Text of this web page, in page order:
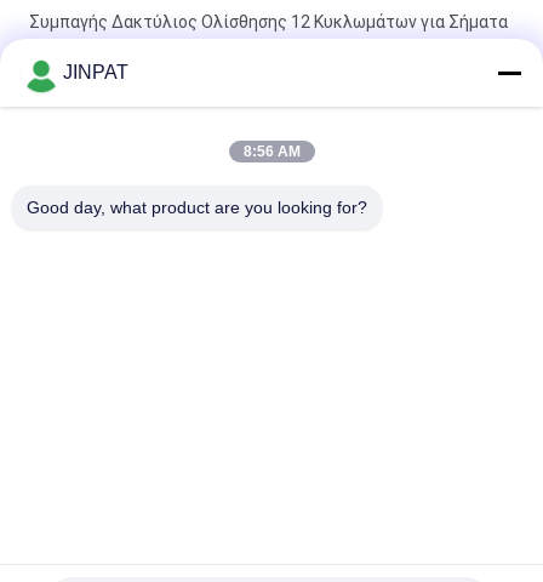
Συμπαγής Δακτύλιος Ολίσθησης 12 Κυκλωμάτων για Σήματα
18 κυκλώματα 250 Rpm Καψούλα Slip Ring με χρυσό σε χρυσό
λύσεων
JINPAT
8:56 AM
Good day, what product are you looking for?